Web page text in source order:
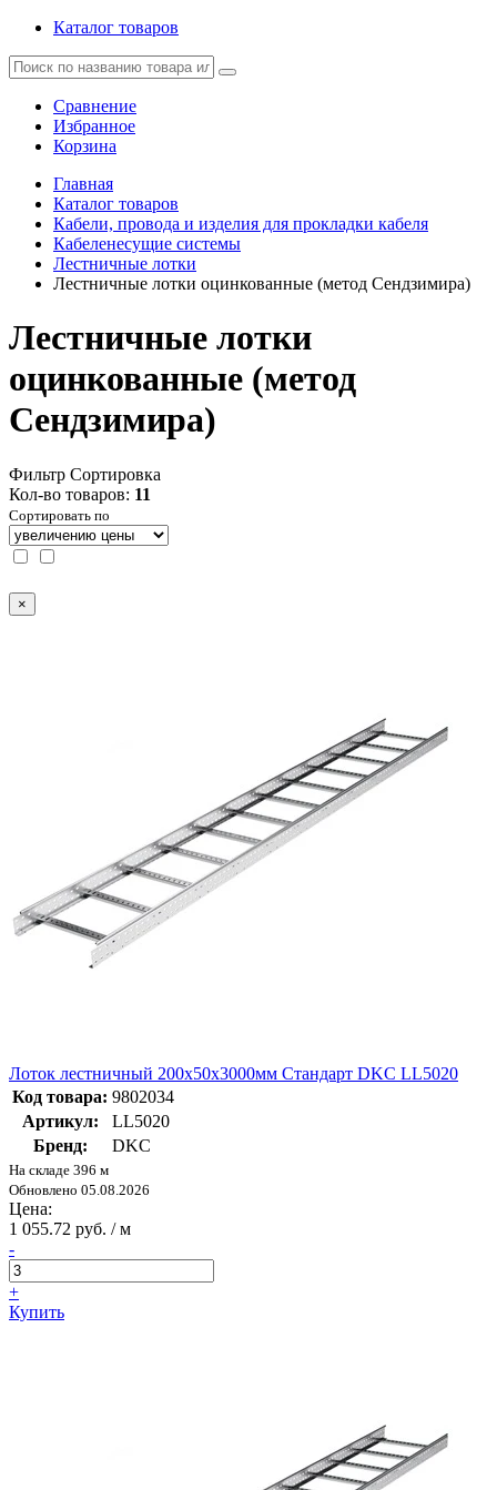
Каталог товаров
Сравнение
Избранное
Корзина
Главная
Каталог товаров
Кабели, провода и изделия для прокладки кабеля
Кабеленесущие системы
Лестничные лотки
Лестничные лотки оцинкованные (метод Сендзимира)
Лестничные лотки
оцинкованные (метод
Сендзимира)
Фильтр Сортировка
Кол-во товаров: 11
Сортировать по
×
Лоток лестничный 200х50х3000мм Стандарт DKC LL5020
Код товара: 9802034
Артикул:
LL5020
Бренд:
DKC
На складе 396 м
Обновлено 05.08.2026
Цена:
1 055.72 руб. / м
-
+
Купить